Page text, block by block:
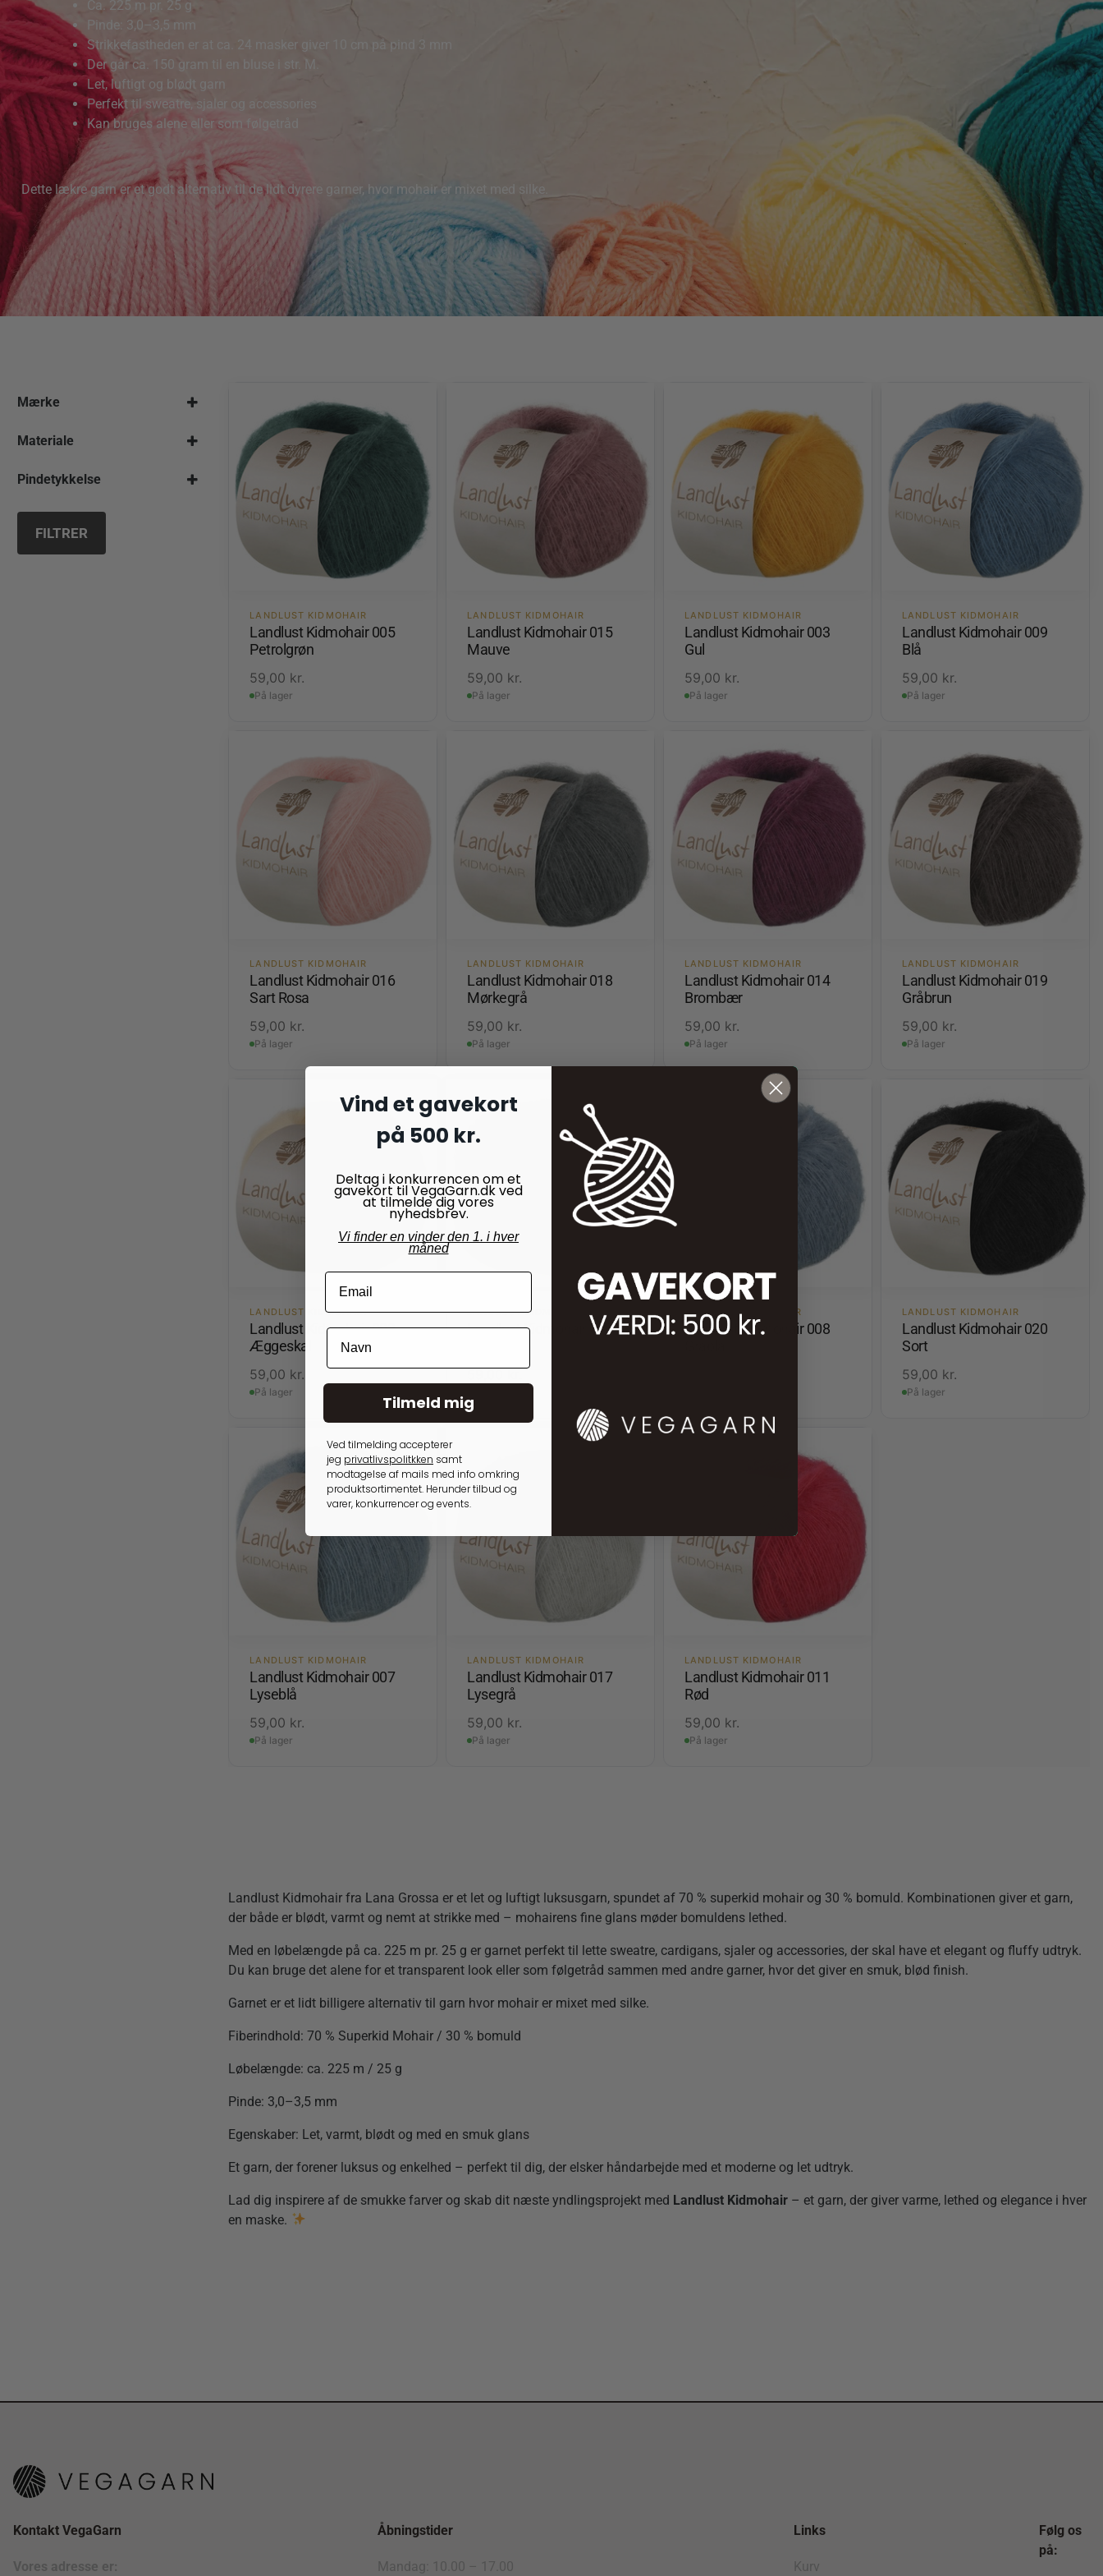
Ca. 225 m pr. 25 g
Pinde: 3,0–3,5 mm
Strikkefastheden er at ca. 24 masker giver 10 cm på pind 3 mm
Der går ca. 150 gram til en bluse i str. M.
Let, luftigt og blødt garn
Perfekt til sweatre, sjaler og accessories
Kan bruges alene eller som følgetråd
Dette lækre garn er et godt alternativ til de lidt dyrere garner, hvor mohair er mixet med silke.
Mærke
Materiale
Pindetykkelse
FILTRER
LANDLUST KIDMOHAIR
Landlust Kidmohair 005
Petrolgrøn
59,00 kr.
På lager
LANDLUST KIDMOHAIR
Landlust Kidmohair 015
Mauve
59,00 kr.
På lager
LANDLUST KIDMOHAIR
Landlust Kidmohair 003
Gul
59,00 kr.
På lager
LANDLUST KIDMOHAIR
Landlust Kidmohair 009
Blå
59,00 kr.
På lager
LANDLUST KIDMOHAIR
Landlust Kidmohair 016
Sart Rosa
59,00 kr.
På lager
LANDLUST KIDMOHAIR
Landlust Kidmohair 018
Mørkegrå
59,00 kr.
På lager
LANDLUST KIDMOHAIR
Landlust Kidmohair 014
Brombær
59,00 kr.
På lager
LANDLUST KIDMOHAIR
Landlust Kidmohair 019
Gråbrun
59,00 kr.
På lager
LANDLUST KIDMOHAIR
Landlust Kidmohair 002
Æggeskal
59,00 kr.
På lager
LANDLUST KIDMOHAIR
Landlust Kidmohair 013
LANDLUST KIDMOHAIR
Landlust Kidmohair 008
LANDLUST KIDMOHAIR
Landlust Kidmohair 020
Sort
59,00 kr.
På lager
LANDLUST KIDMOHAIR
Landlust Kidmohair 007
Lyseblå
59,00 kr.
På lager
LANDLUST KIDMOHAIR
Landlust Kidmohair 017
Lysegrå
59,00 kr.
På lager
LANDLUST KIDMOHAIR
Landlust Kidmohair 011
Rød
59,00 kr.
På lager
Landlust Kidmohair fra Lana Grossa er et let og luftigt luksusgarn, spundet af 70 % superkid mohair og 30 % bomuld. Kombinationen giver et garn,
der både er blødt, varmt og nemt at strikke med – mohairens fine glans møder bomuldens lethed.
Med en løbelængde på ca. 225 m pr. 25 g er garnet perfekt til lette sweatre, cardigans, sjaler og accessories, der skal have et elegant og fluffy udtryk.
Du kan bruge det alene for et transparent look eller som følgetråd sammen med andre garner, hvor det giver en smuk, blød finish.
Garnet er et lidt billigere alternativ til garn hvor mohair er mixet med silke.
Fiberindhold: 70 % Superkid Mohair / 30 % bomuld
Løbelængde: ca. 225 m / 25 g
Pinde: 3,0–3,5 mm
Egenskaber: Let, varmt, blødt og med en smuk glans
Et garn, der forener luksus og enkelhed – perfekt til dig, der elsker håndarbejde med et moderne og let udtryk.
Lad dig inspirere af de smukke farver og skab dit næste yndlingsprojekt med Landlust Kidmohair – et garn, der giver varme, lethed og elegance i hver
en maske.
Kontakt VegaGarn
Vores adresse er:
Åbningstider
Mandag: 10.00 – 17.00
Links
Kurv
Følg os
på:
Vind et gavekort
på 500 kr.
Deltag i konkurrencen om et
gavekort til VegaGarn.dk ved
at tilmelde dig vores
nyhedsbrev.
Vi finder en vinder den 1. i hver
måned
Tilmeld mig
Ved tilmelding accepterer
jeg privatlivspolitkken samt
modtagelse af mails med info omkring
produktsortimentet. Herunder tilbud og
varer, konkurrencer og events.